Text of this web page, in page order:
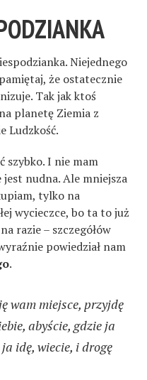
Niejednego
że ostatecznie
Tak jak ktoś
planetę Ziemia z
Ludzkość.
szybko. I nie mam
jest nudna. Ale mniejsza
tylko na
wycieczce, bo ta to już
razie – szczegółów
powiedział nam
.
wam miejsce, przyjdę
abyście, gdzie ja
idę, wiecie, i drogę